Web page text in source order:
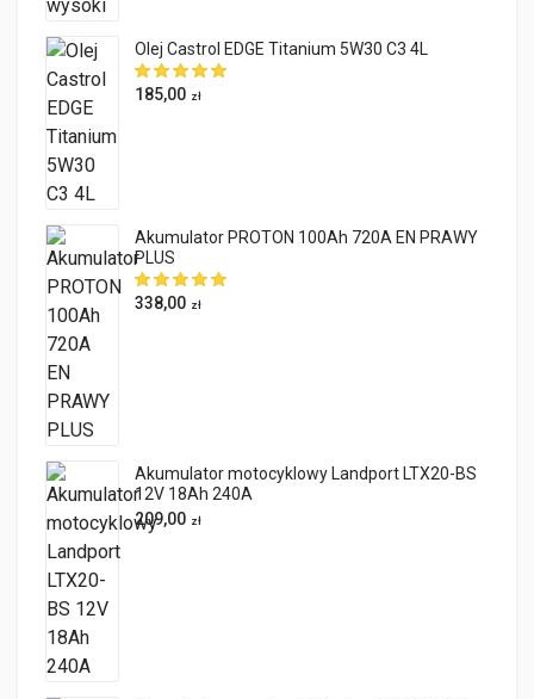
Olej Castrol EDGE Titanium 5W30 C3 4L
185,00 zł
Akumulator PROTON 100Ah 720A EN PRAWY
PLUS
338,00 zł
Akumulator motocyklowy Landport LTX20-BS
12V 18Ah 240A
209,00 zł